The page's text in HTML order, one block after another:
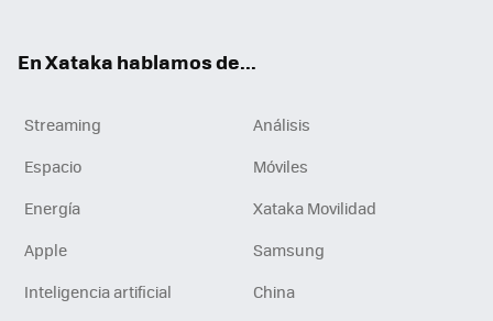
En Xataka hablamos de...
Streaming
Análisis
Espacio
Móviles
Energía
Xataka Movilidad
Apple
Samsung
Inteligencia artificial
China